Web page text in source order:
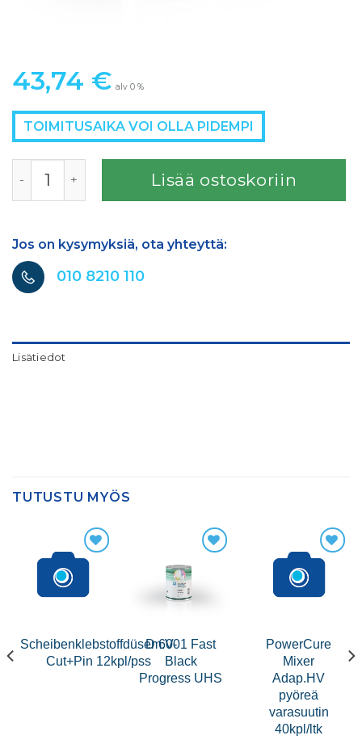
43,74 € alv 0 %
TOIMITUSAIKA VOI OLLA PIDEMPI
Lisää ostoskoriin
Jos on kysymyksiä, ota yhteyttä:
010 8210 110
Lisätiedot
TUTUSTU MYÖS
Scheibenklebstoffdüsem.V-
Cut+Pin 12kpl/pss
D 6001 Fast
Black
Progress UHS
PowerCure
Mixer
Adap.HV
pyöreä
varasuutin
40kpl/ltk